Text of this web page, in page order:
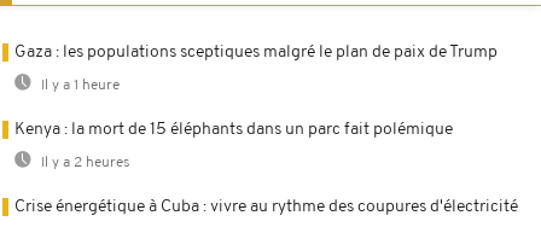
Gaza : les populations sceptiques malgré le plan de paix de Trump
Il y a 1 heure
Kenya : la mort de 15 éléphants dans un parc fait polémique
Il y a 2 heures
Crise énergétique à Cuba : vivre au rythme des coupures d'électricité